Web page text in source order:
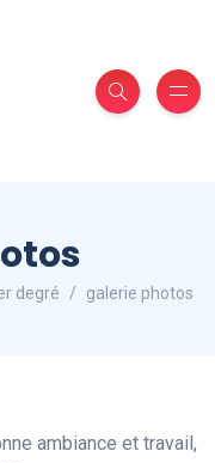
degré galerie photos
ambiance et travail,